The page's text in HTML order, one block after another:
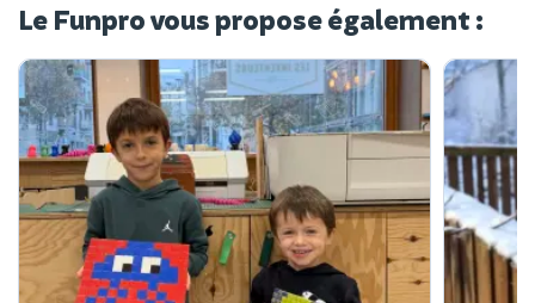
Le Funpro vous propose également :